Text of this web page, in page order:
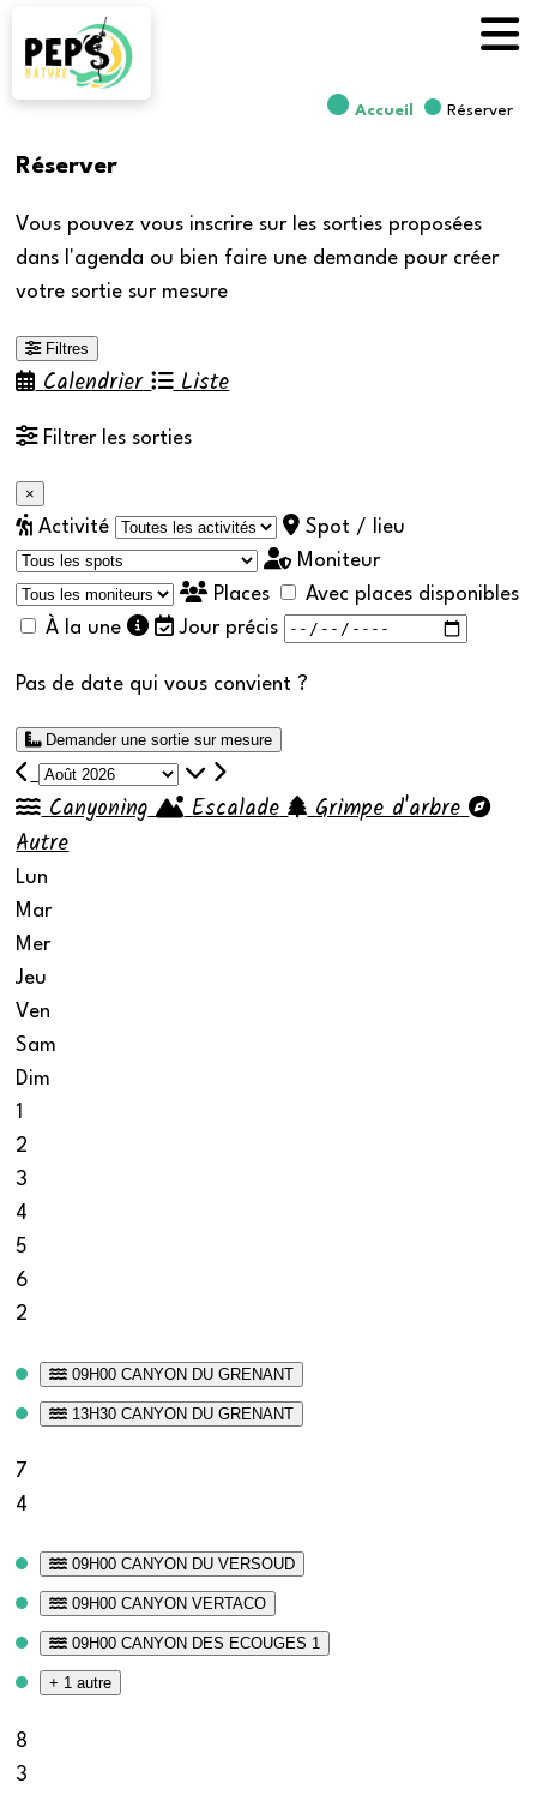
Accueil Réserver
Réserver
Vous pouvez vous inscrire sur les sorties proposées
dans l'agenda ou bien faire une demande pour créer
votre sortie sur mesure
Filtres
Calendrier Liste
Filtrer les sorties
×
Activité
Spot / lieu
Moniteur
Places
Avec places disponibles
À la une
Jour précis
Pas de date qui vous convient ?
Demander une sortie sur mesure
Canyoning Escalade
Grimpe d'arbre
Autre
Calendrier de Août 2026
Lun
Mar
Mer
Jeu
Ven
Sam
Dim
1
2
3
4
5
6
2
09H00 CANYON DU GRENANT
13H30 CANYON DU GRENANT
7
4
09H00 CANYON DU VERSOUD
09H00 CANYON VERTACO
09H00 CANYON DES ECOUGES 1
+ 1 autre
8
3